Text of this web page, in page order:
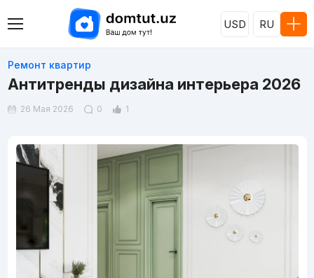
USD RU
Ремонт квартир
Антитренды дизайна интерьера 2026
26 Мая 2026 0 1